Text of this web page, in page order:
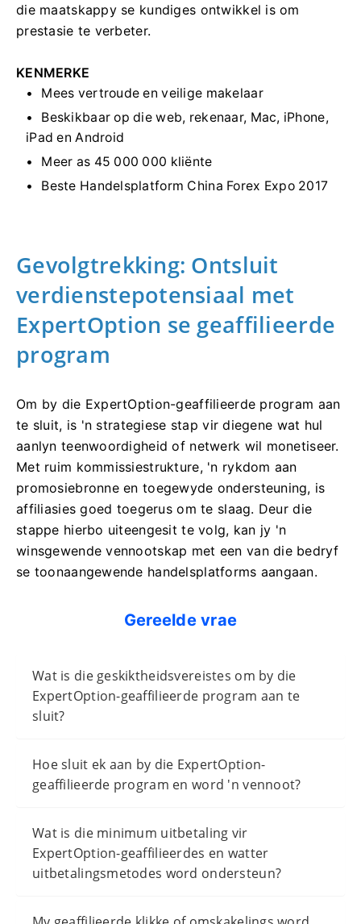
die maatskappy se kundiges ontwikkel is om
prestasie te verbeter.
KENMERKE
Mees vertroude en veilige makelaar
Beskikbaar op die web, rekenaar, Mac, iPhone,
iPad en Android
Meer as 45 000 000 kliënte
Beste Handelsplatform China Forex Expo 2017
Gevolgtrekking: Ontsluit
verdienstepotensiaal met
ExpertOption se geaffilieerde
program
Om by die ExpertOption-geaffilieerde program aan
te sluit, is 'n strategiese stap vir diegene wat hul
aanlyn teenwoordigheid of netwerk wil monetiseer.
Met ruim kommissiestrukture, 'n rykdom aan
promosiebronne en toegewyde ondersteuning, is
affiliasies goed toegerus om te slaag. Deur die
stappe hierbo uiteengesit te volg, kan jy 'n
winsgewende vennootskap met een van die bedryf
se toonaangewende handelsplatforms aangaan.
Gereelde vrae
Wat is die geskiktheidsvereistes om by die
ExpertOption-geaffilieerde program aan te
sluit?
Hoe sluit ek aan by die ExpertOption-
geaffilieerde program en word 'n vennoot?
Wat is die minimum uitbetaling vir
ExpertOption-geaffilieerdes en watter
uitbetalingsmetodes word ondersteun?